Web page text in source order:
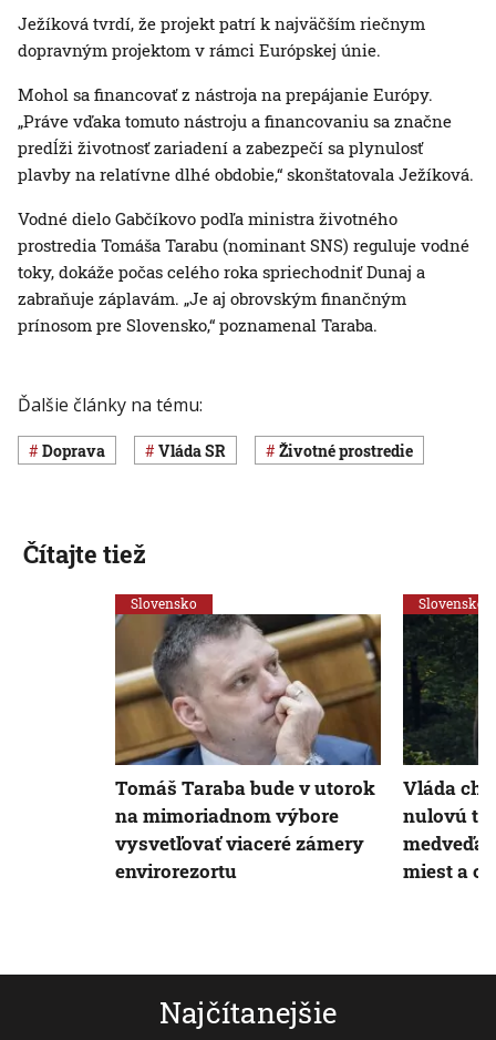
Ježíková tvrdí, že projekt patrí k najväčším riečnym
dopravným projektom v rámci Európskej únie.
Mohol sa financovať z nástroja na prepájanie Európy.
„Práve vďaka tomuto nástroju a financovaniu sa značne
predĺži životnosť zariadení a zabezpečí sa plynulosť
plavby na relatívne dlhé obdobie,“ skonštatovala Ježíková.
Vodné dielo Gabčíkovo podľa ministra životného
prostredia Tomáša Tarabu (nominant SNS) reguluje vodné
toky, dokáže počas celého roka spriechodniť Dunaj a
zabraňuje záplavám. „Je aj obrovským finančným
prínosom pre Slovensko,“ poznamenal Taraba.
Ďalšie články na tému:
Doprava vláda SR Životné prostredie
Najčítanejšie
Čítajte tiež
Slovensko
Tomáš Taraba bude v utorok
na mimoriadnom výbore
vysvetľovať viaceré zámery
envirorezortu
Slovensko
Vláda
nulovú
medveďa
miest a